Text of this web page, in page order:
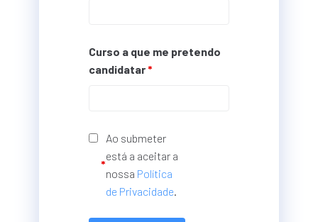
Curso a que me pretendo
candidatar*
*
Ao submeter
está a aceitar a
nossa Política
de Privacidade